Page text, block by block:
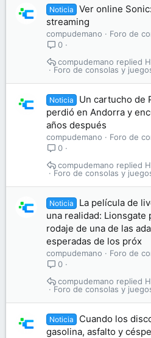
Noticia
Ver online
streaming
compudemano
Foro de
0
Foro de consolas y
compudemano
Noticia
Un cartucho de
perdió en Andorra y
años después
compudemano
Foro de
0
Foro de consolas y
compudemano
Noticia
La película de
una realidad: Lionsgate
rodaje de una de las
esperadas de los próx
compudemano
Foro de
0
Foro de consolas y
compudemano
Noticia
Cuando los
gasolina, asfalto y